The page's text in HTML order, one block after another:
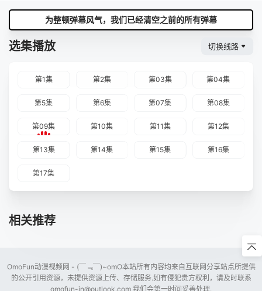
为整顿弹幕风气，我们已经清空之前的所有弹幕
选集播放 切换线路
第1集 第2集 第03集 第04集
第5集 第6集 第07集 第08集
第09集 第10集 第11集 第12集
第13集 第14集 第15集 第16集
第17集
相关推荐
OmoFun动漫视频网 - (￣﹃￣)~omO本站所有内容均来自互联网分享站点所提供
的公开引用资源，未提供资源上传、存储服务.如有侵犯贵方权利，请及时联系
omofun-in@outlook.com 我们会第一时间妥善处理.